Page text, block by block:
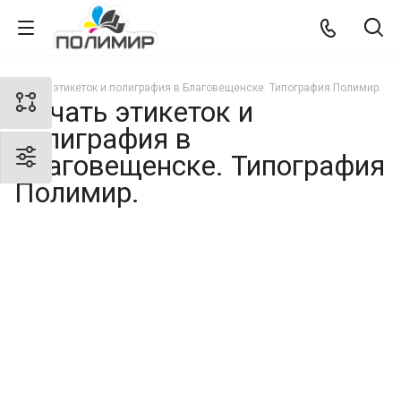
Печать этикеток и полиграфия в Благовещенске. Типография Полимир.
Печать этикеток и
полиграфия в
Благовещенске. Типография
Полимир.